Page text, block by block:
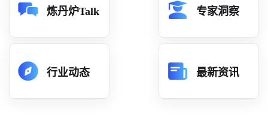
店铺数据
分析
炼丹炉Talk 专家洞察
行业动态 最新资讯